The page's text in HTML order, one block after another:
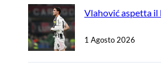
Vlahović aspetta il
1 Agosto 2026